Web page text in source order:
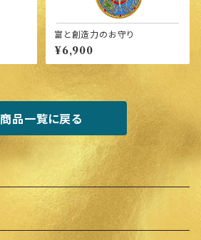
富と創造力のお守り
¥6,900
商品一覧に戻る